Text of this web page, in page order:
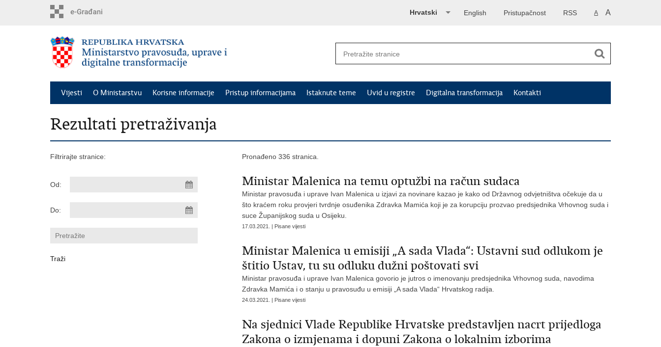
A A
RSS
Pristupačnost
English
Hrvatski
Vijesti O Ministarstvu Korisne informacije Pristup informacijama Istaknute teme Uvid u registre Digitalna transformacija Kontakti
Rezultati pretraživanja
Filtrirajte stranice:
Od:
Do:
Pronađeno 336 stranica.
Ministar Malenica na temu optužbi na račun sudaca
Ministar pravosuđa i uprave Ivan Malenica u izjavi za novinare kazao je kako od Državnog odvjetništva očekuje da u
što kraćem roku provjeri tvrdnje osuđenika Zdravka Mamića koji je za korupciju prozvao predsjednika Vrhovnog suda i
suce Županijskog suda u Osijeku.
17.03.2021. | Pisane vijesti
Ministar Malenica u emisiji „A sada Vlada“: Ustavni sud odlukom je
štitio Ustav, tu su odluku dužni poštovati svi
Ministar pravosuđa i uprave Ivan Malenica govorio je jutros o imenovanju predsjednika Vrhovnog suda, navodima
Zdravka Mamića i o stanju u pravosuđu u emisiji „A sada Vlada“ Hrvatskog radija.
24.03.2021. | Pisane vijesti
Na sjednici Vlade Republike Hrvatske predstavljen nacrt prijedloga
Zakona o izmjenama i dopuni Zakona o lokalnim izborima